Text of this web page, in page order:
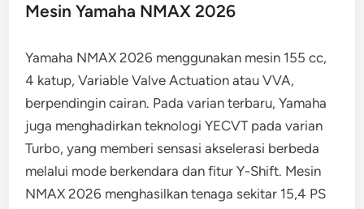
Mesin Yamaha NMAX 2026
Yamaha NMAX 2026 menggunakan mesin 155 cc,
4 katup, Variable Valve Actuation atau VVA,
berpendingin cairan. Pada varian terbaru, Yamaha
juga menghadirkan teknologi YECVT pada varian
Turbo, yang memberi sensasi akselerasi berbeda
melalui mode berkendara dan fitur Y-Shift. Mesin
NMAX 2026 menghasilkan tenaga sekitar 15,4 PS